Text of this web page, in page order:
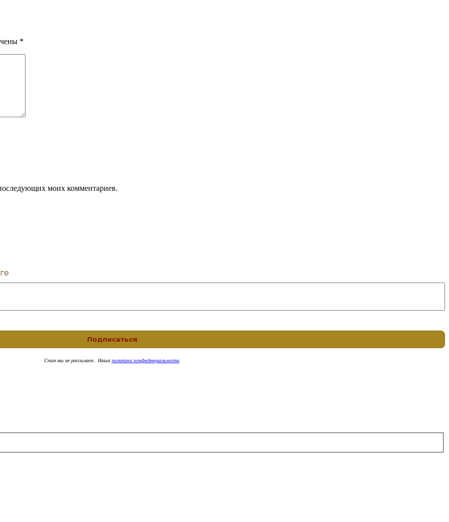
*
моих комментариев.
Спам мы не рассылаем . Наша политика конфиденциальности.